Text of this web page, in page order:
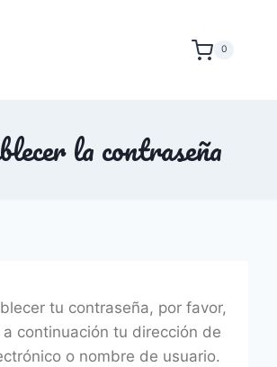
0
la contraseña
tu contraseña, por favor,
continuación tu dirección de
o nombre de usuario.